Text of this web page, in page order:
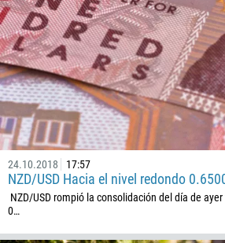
24.10.2018 17:57
NZD/USD Hacia el nivel redondo
NZD/USD rompió la consolidación del día de
0…